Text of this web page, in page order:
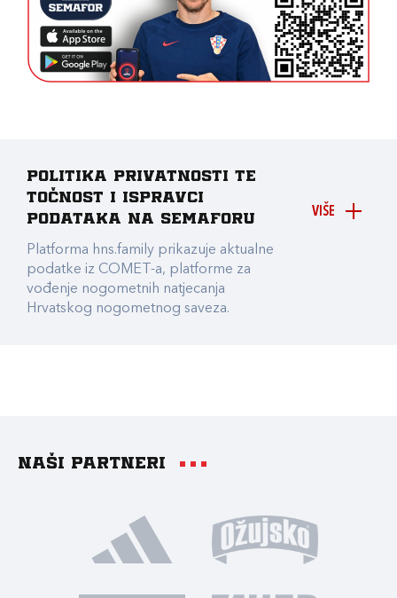
VIŠE
Politika privatnosti te
točnost i ispravci
podataka na Semaforu
Platforma hns.family prikazuje aktualne
podatke iz COMET-a, platforme za
vođenje nogometnih natjecanja
Hrvatskog nogometnog saveza.
Naši partneri